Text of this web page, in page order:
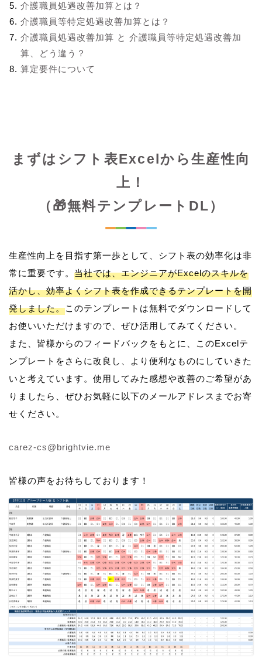
介護職員処遇改善加算とは？
介護職員等特定処遇改善加算とは？
介護職員処遇改善加算 と 介護職員等特定処遇改善加
算、どう違う？
算定要件について
まずはシフト表Excelから生産性向
上！
（🎁無料テンプレートDL）
生産性向上を目指す第一歩として、シフト表の効率化は非
常に重要です。 当社では、エンジニアがExcelのスキルを
活かし、効率よくシフト表を作成できるテンプレートを開
発しました。このテンプレートは無料でダウンロードして
お使いいただけますので、ぜひ活用してみてください。
また、皆様からのフィードバックをもとに、このExcelテ
ンプレートをさらに改良し、より便利なものにしていきた
いと考えています。使用してみた感想や改善のご希望があ
りましたら、ぜひお気軽に以下のメールアドレスまでお寄
せください。
carez-cs@brightvie.me
皆様の声をお待ちしております！